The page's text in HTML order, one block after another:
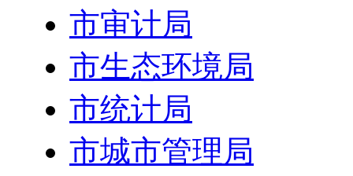
市审计局
市生态环境局
市统计局
市城市管理局